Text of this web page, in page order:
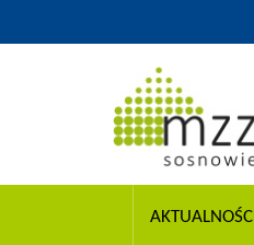
AKTUALNOŚCI